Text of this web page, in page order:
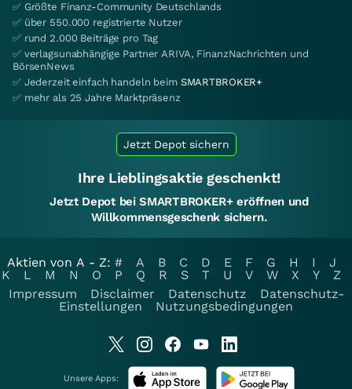
✅ Größte Finanz-Community Deutschlands
✅ über 550.000 registrierte Nutzer
✅ rund 2.000 Beiträge pro Tag
✅ verlagsunabhängige Partner ARIVA, FinanzNachrichten und
BörsenNews
✅ Jederzeit einfach handeln beim SMARTBROKER+
✅ mehr als 25 Jahre Marktpräsenz
Jetzt Depot sichern
Ihre Lieblingsaktie geschenkt!
Jetzt Depot bei SMARTBROKER+ eröffnen und
Willkommensgeschenk sichern.
Aktien von A - Z: # A B C D E F G H I
J
K
L M N O P Q R S T U V W X Y
Z
Impressum
Disclaimer Datenschutz
Datenschutz-
Einstellungen
Nutzungsbedingungen
Unsere Apps: